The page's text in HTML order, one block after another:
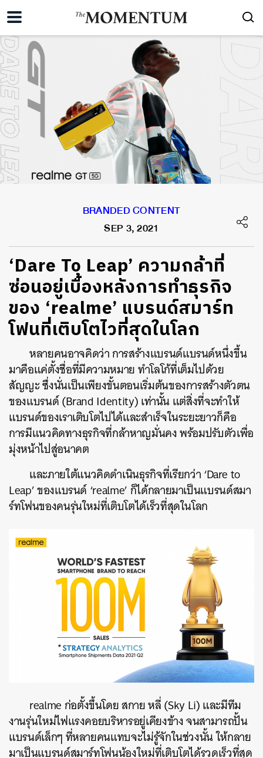
BRANDED CONTENT
SEP 3, 2021
‘Dare To Leap’ ความกล้าที่
ซ่อนอยู่เบื้องหลังการทำธุรกิจ
ของ ‘realme’ แบรนด์สมาร์ท
โฟนที่เติบโตไวที่สุดในโลก
หลายคนอาจคิดว่า การสร้างแบรนด์แบรนด์หนึ่งขึ้น
มาคือแค่ตั้งชื่อที่มีความหมาย ทำโลโก้ที่เต็มไปด้วย
สัญญะ ซึ่งนั่นเป็นเพียงขั้นตอนเริ่มต้นของการสร้างตัวตน
ของแบรนด์ (Brand Identity) เท่านั้น แต่สิ่งที่จะทำให้
แบรนด์ของเราเติบโตไปได้และสำเร็จในระยะยาวก็คือ
การมีแนวคิดทางธุรกิจที่กล้าหาญมั่นคง พร้อมปรับตัวเพื่อ
มุ่งหน้าไปสู่อนาคต
และภายใต้แนวคิดดำเนินธุรกิจที่เรียกว่า‘Dare to
Leap’ของแบรนด์‘realme’ก็ได้กลายมาเป็นแบรนด์สมา
ร์ทโฟนของคนรุ่นใหม่ที่เติบโตได้เร็วที่สุดในโลก
realmeก่อตั้งขึ้นโดยสกาย หลี่ (Sky Li)และมีทีม
งานรุ่นใหม่ไฟแรงคอยบริหารอยู่เคียงข้าง จนสามารถปั้น
แบรนด์เล็กๆ ที่หลายคนแทบจะไม่รู้จักในช่วงนั้นให้กลาย
มาเป็นแบรนด์สมาร์ทโฟนน้องใหม่ที่เติบโตได้รวดเร็วที่สุด